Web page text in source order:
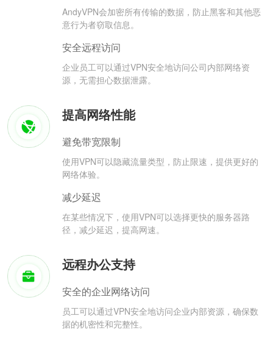
AndyVPN会加密所有传输的数据，防止黑客和其他恶
意行为者窃取信息。
安全远程访问
企业员工可以通过VPN安全地访问公司内部网络资
源，无需担心数据泄露。
提高网络性能
避免带宽限制
使用VPN可以隐藏流量类型，防止限速，提供更好的
网络体验。
减少延迟
在某些情况下，使用VPN可以选择更快的服务器路
径，减少延迟，提高网速。
远程办公支持
安全的企业网络访问
员工可以通过VPN安全地访问企业内部资源，确保数
据的机密性和完整性。